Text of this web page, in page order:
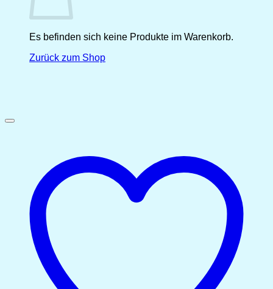
Es befinden sich keine Produkte im Warenkorb.
Zurück zum Shop